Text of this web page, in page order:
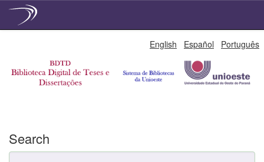
English Español Português
Search